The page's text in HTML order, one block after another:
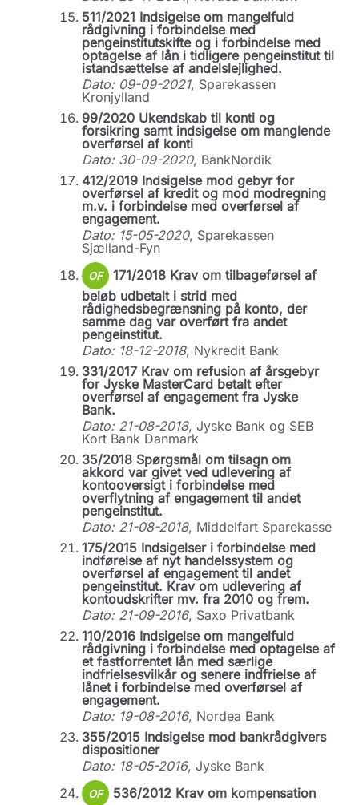
511/2021 Indsigelse om mangelfuld
rådgivning i forbindelse med
pengeinstitutskifte og i forbindelse med
optagelse af lån i tidligere pengeinstitut til
istandsættelse af andelslejlighed.
Dato: 09-09-2021, Sparekassen
Kronjylland
99/2020 Ukendskab til konti og
forsikring samt indsigelse om manglende
overførsel af konti
Dato: 30-09-2020, BankNordik
412/2019 Indsigelse mod gebyr for
overførsel af kredit og mod modregning
m.v. i forbindelse med overførsel af
engagement.
Dato: 15-05-2020, Sparekassen
Sjælland-Fyn
OF
171/2018 Krav om tilbageførsel af
beløb udbetalt i strid med
rådighedsbegrænsning på konto, der
samme dag var overført fra andet
pengeinstitut.
Dato: 18-12-2018, Nykredit Bank
331/2017 Krav om refusion af årsgebyr
for Jyske MasterCard betalt efter
overførsel af engagement fra Jyske
Bank.
Dato: 21-08-2018, Jyske Bank og SEB
Kort Bank Danmark
35/2018 Spørgsmål om tilsagn om
akkord var givet ved udlevering af
kontooversigt i forbindelse med
overflytning af engagement til andet
pengeinstitut.
Dato: 21-08-2018, Middelfart Sparekasse
175/2015 Indsigelser i forbindelse med
indførelse af nyt handelssystem og
overførsel af engagement til andet
pengeinstitut. Krav om udlevering af
kontoudskrifter mv. fra 2010 og frem.
Dato: 21-09-2016, Saxo Privatbank
110/2016 Indsigelse om mangelfuld
rådgivning i forbindelse med optagelse af
et fastforrentet lån med særlige
indfrielsesvilkår og senere indfrielse af
lånet i forbindelse med overførsel af
engagement.
Dato: 19-08-2016, Nordea Bank
355/2015 Indsigelse mod bankrådgivers
dispositioner
Dato: 18-05-2016, Jyske Bank
OF
536/2012 Krav om kompensation